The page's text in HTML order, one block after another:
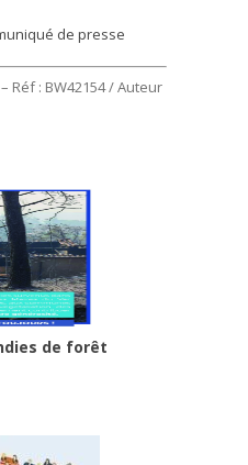
de presse
– Réf : BW42154 / Auteur
de forêt